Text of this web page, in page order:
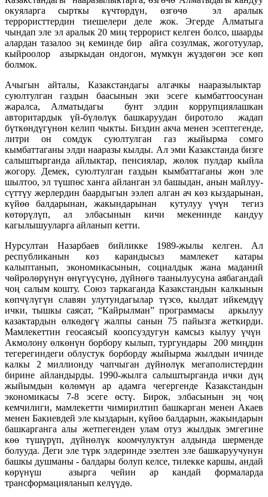
окуяларга сырткы күчтөрдүн, өзгөчө эл аралык
террористтердин тиешелери деле жок. Эгерде Алматыга
чындап эле эл аралык 20 миң террорист келген болсо, шаарды
алардан тазалоо эң кеминде бир айга созулмак, жоготуулар,
кыйроолор азыркыдан ондогон, мүмкүн жүздөгөн эсе көп
болмок.
Ачыгын айталы, Казакстандагы алгачкы нааразылыктар
суюлтулган газдын баасынын эки эсеге кымбаттоосунан
жаралса, Алматыдагы бунт элдин коррупциялашкан
авторитардык үй-бүлөлүк башкаруудан биротоло жадап
бүткөндүгүнөн келип чыкты. Биздин акча менен эсептегенде,
литри он сомдук суюлтулган газ жыйырма сомго
кымбаттаганы элди нааразы кылды. Ал эми Казакстанда бизге
салыштырганда айлыктар, пенсиялар, жөлөк пулдар кыйла
жогору. Демек, суюлтулган газдын кымбаттаганы жөн эле
шылтоо, эл түшпөс ханга айланган эл башыдан, анын майлуу-
сүттүу жерлердин баардыгын ээлеп алган ач көз кыздарынан,
күйөө балдарынан, жакындарынан кутулуу үчүн тегиз
көтөрүлүп, ал элбасынын кичи мекенинде кандуу
кагылышууларга айланып кетти.
Нурсултан Назарбаев бийликке 1989-жылы келген. Ал
республиканын көз карандысыз мамлекет катары
калыптанып, экономикасынын, социалдык жана маданий
чөйрөлөрүнүн өнүгүүсүнө, дүйнөгө таанылуусуна аябагандай
чоң салым кошту. Союз таркаганда Казакстандын калкынын
көпчүлүгүн славян улутундагылар түзсө, кылдат ийкемдүү
ички, тышкы саясат, “Кайрылман” программасы аркылуу
казактардын өлкөдөгү жалпы санын 75 пайызга жеткирди.
Мамлекеттин геосаясый коопсуздугун камсыз кылуу үчүн
Акмолону өлкөнүн борбору кылып, тургундары 200 миңдин
тегерегиндеги облустук борборду жыйырма жылдын ичинде
калкы 2 миллионду чапчыган дүйнөлүк мегаполистердин
бирине айландырды. 1990-жылга салыштырганда ички дүң
жыйымдын көлөмүн ар адамга чегергенде Казакстандын
экономикасы 7-8 эсеге өстү. Бирок, элбасынын эң чоң
кемчилиги, мамлекетти чимирилтип башкарган менен Акаев
менен Бакиевдей эле кыздарын, күйөө балдарын, жакындарын
башкарганга алы жетпегенден улам отуз жылдык эмгегине
көө түшүрүп, дүйнөлүк коомчулуктун алдында шерменде
болууда. Деги эле түрк элдеринде эзелтен эле башкаруучунун
башкы душманы - балдары болуп келсе, тилекке каршы, андай
көрүнүш азырга чейин ар кандай формаларда
трансформацияланып келүүдө.